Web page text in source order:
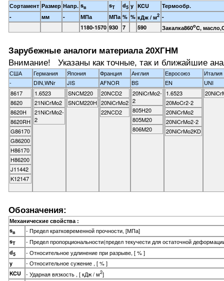
Сортамент Размер Напр. sв sT d5 y KCU
Термообр.
-
мм - МПа МПа % % кДж / м2 -
1180-1570 930 7 590 Закалка860oC,
Зарубежные аналоги материала 20ХГНМ
Внимание! Указаны как точные, так и ближайшие
США Германия Япония Франция Англия Евросоюз
Италия
-
DIN,WNr JIS AFNOR BS EN
UNI
8617
8620
8620H
8620RH
G86170
G86200
H86170
H86200
J11442
K12147
1.6523
21NiCrMo2
21NiCrMo2-
2
SNCM220
SNCM220H
20NCD2
20NiCrMo2
22NCD2
20NiCrMo2-
2
805H20
805M20
806M20
1.6523
20MoCr2-2
20NiCrMo2
20NiCrMo2-2
20NiCrMo2KD
Обозначения:
Механические свойства :
sв - Предел кратковременной прочности, [МПа]
sT - Предел пропорциональности(предел текучести для остаточной
d5 - Относительное удлинение при разрыве, [ % ]
y - Относительное сужение , [ % ]
KCU - Ударная вязкость , [ кДж / м2]